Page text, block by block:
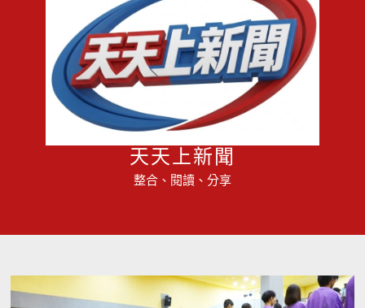
天天上新聞
整合、閱讀、分享